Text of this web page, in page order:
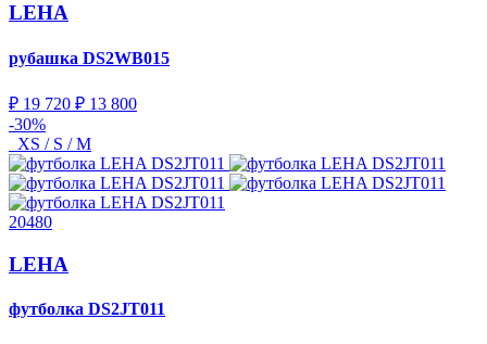
LEHA
рубашка DS2WB015
₽ 19 720 ₽ 13 800
-30%
XS / S / M
20480
LEHA
футболка DS2JT011